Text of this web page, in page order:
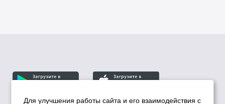
Для улучшения работы сайта и его взаимодействия с